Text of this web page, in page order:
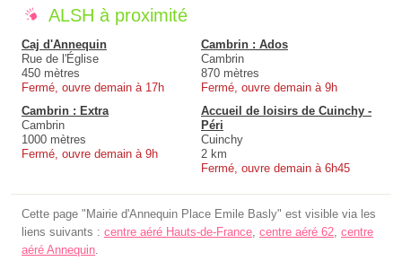
ALSH à proximité
Caj d'Annequin
Rue de l'Église
450 mètres
Fermé, ouvre demain à 17h
Cambrin : Ados
Cambrin
870 mètres
Fermé, ouvre demain à 9h
Cambrin : Extra
Cambrin
1000 mètres
Fermé, ouvre demain à 9h
Accueil de loisirs de Cuinchy -
Péri
Cuinchy
2 km
Fermé, ouvre demain à 6h45
Cette page "Mairie d'Annequin Place Emile Basly" est visible via les
liens suivants : centre aéré Hauts-de-France, centre aéré 62, centre
aéré Annequin.